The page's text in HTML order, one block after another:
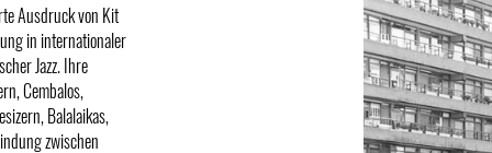
Ausdruck von Kit
in internationaler
Jazz. Ihre
Cembalos,
Balalaikas,
zwischen